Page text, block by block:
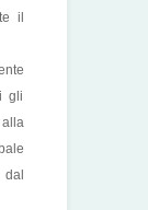
il
gli